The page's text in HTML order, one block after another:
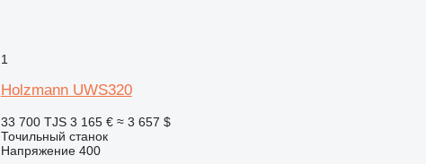
1
Holzmann UWS320
33 700 TJS 3 165 € ≈ 3 657 $
Точильный станок
Напряжение 400